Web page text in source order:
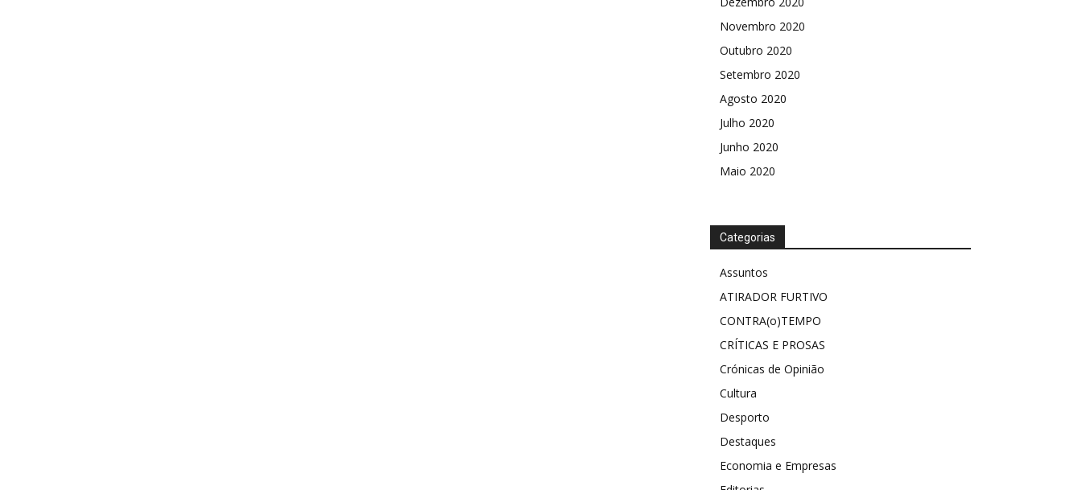
Novembro 2020
Outubro 2020
Setembro 2020
Agosto 2020
Julho 2020
Junho 2020
Maio 2020
Categorias
Assuntos
ATIRADOR FURTIVO
CONTRA(o)TEMPO
CRÍTICAS E PROSAS
Crónicas de Opinião
Cultura
Desporto
Destaques
Economia e Empresas